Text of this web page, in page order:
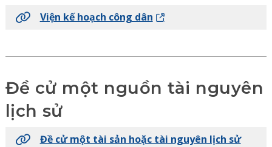
Viện kế hoạch công dân
Đề cử một nguồn tài nguyên
lịch sử
Đề cử một tài sản hoặc tài nguyên lịch sử